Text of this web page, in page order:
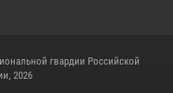
гвардии Российской
2026